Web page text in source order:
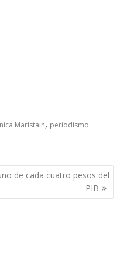
Maristain, periodismo
de cada cuatro pesos del
PIB